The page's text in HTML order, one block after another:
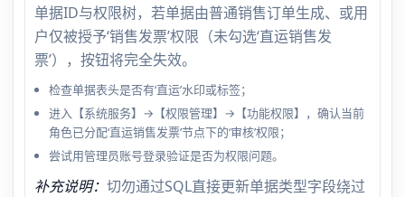
单据ID与权限树，若单据由普通销售订单生成、或用
户仅被授予‘销售发票’权限（未勾选‘直运销售发
票’），按钮将完全失效。
检查单据表头是否有‘直运’水印或标签；
进入【系统服务】→【权限管理】→【功能权限】，确认当前
角色已分配‘直运销售发票’节点下的‘审核’权限；
尝试用管理员账号登录验证是否为权限问题。
补充说明： 切勿通过SQL直接更新单据类型字段绕过